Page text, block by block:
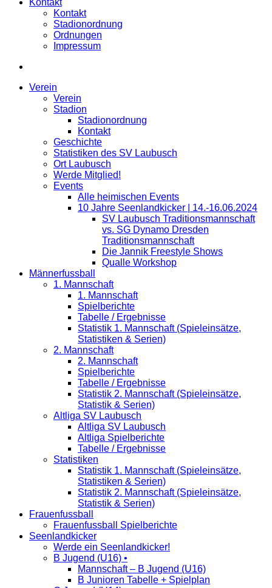
Kontakt
Kontakt
Stadionordnung
Ordnungen
Impressum
Verein
Verein
Stadion
Stadionordnung
Kontakt
Geschichte
Statistiken des SV Laubusch
Ort Laubusch
Werde Mitglied!
Events
Alle heimischen Events
10 Jahre Seenlandkicker | 14.-16.06.2024
SV Laubusch Traditionsmannschaft
vs. SG Dynamo Dresden
Traditionsmannschaft
Die Jannik Freestyle Shows
Qualle Workshop
Männerfussball
1. Mannschaft
1. Mannschaft
Spielberichte
Tabelle / Ergebnisse
Statistik 1. Mannschaft (Spieleinsätze,
Statistiken & Serien)
2. Mannschaft
2. Mannschaft
Spielberichte
Tabelle / Ergebnisse
Statistik 2. Mannschaft (Spieleinsätze,
Statistik & Serien)
Altliga SV Laubusch
Altliga SV Laubusch
Altliga Spielberichte
Tabelle / Ergebnisse
Statistiken
Statistik 1. Mannschaft (Spieleinsätze,
Statistiken & Serien)
Statistik 2. Mannschaft (Spieleinsätze,
Statistik & Serien)
Frauenfussball
Frauenfussball Spielberichte
Seenlandkicker
Werde ein Seenlandkicker!
B Jugend (U16) •
Mannschaft – B Jugend (U16)
B Junioren Tabelle + Spielplan